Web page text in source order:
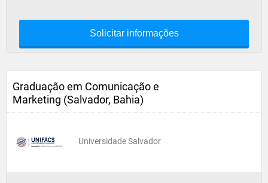
Solicitar informações
Graduação em Comunicação e
Marketing (Salvador, Bahia)
Universidade Salvador